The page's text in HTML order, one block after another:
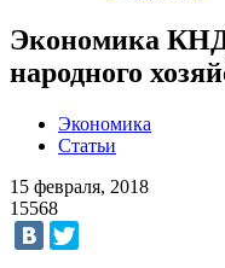
Экономика
народного
Экономика
Статьи
15 февраля, 2018
15568